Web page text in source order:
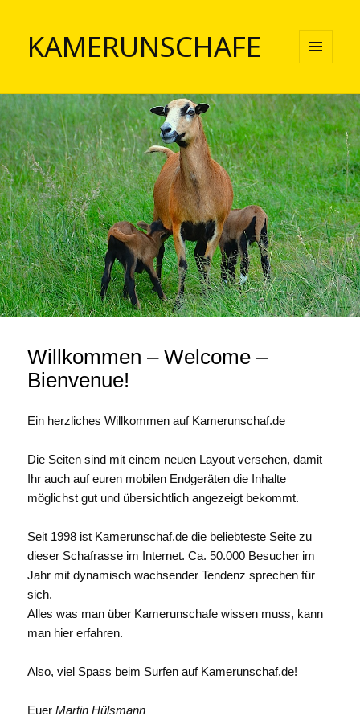
KAMERUNSCHAFE
WIDGETS
Willkommen – Welcome –
Bienvenue!
Ein herzliches Willkommen auf Kamerunschaf.de
Die Seiten sind mit einem neuen Layout versehen, damit
Ihr auch auf euren mobilen Endgeräten die Inhalte
möglichst gut und übersichtlich angezeigt bekommt.
Seit 1998 ist Kamerunschaf.de die beliebteste Seite zu
dieser Schafrasse im Internet. Ca. 50.000 Besucher im
Jahr mit dynamisch wachsender Tendenz sprechen für
sich.
Alles was man über Kamerunschafe wissen muss, kann
man hier erfahren.
Also, viel Spass beim Surfen auf Kamerunschaf.de!
EuerMartin Hülsmann